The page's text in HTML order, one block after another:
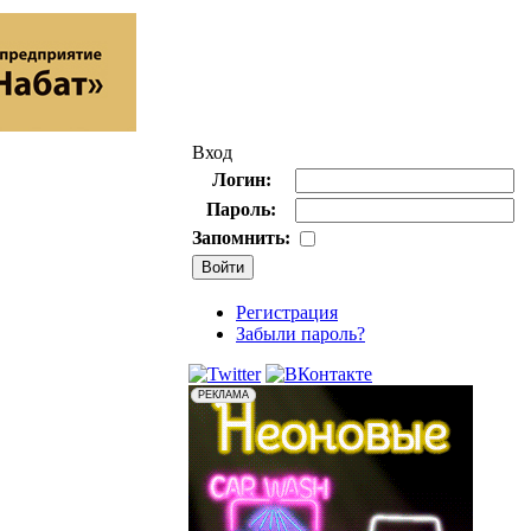
Вход
Логин:
Пароль:
Запомнить:
Регистрация
Забыли пароль?